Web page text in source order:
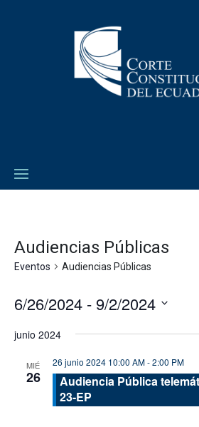
Audiencias Públicas
Eventos Audiencias Públicas
6/26/2024 - 9/2/2024
fecha.
junio 2024
MIÉ
26
26 junio 2024 10:00 AM-2:00 PM
Audiencia Pública
23-EP